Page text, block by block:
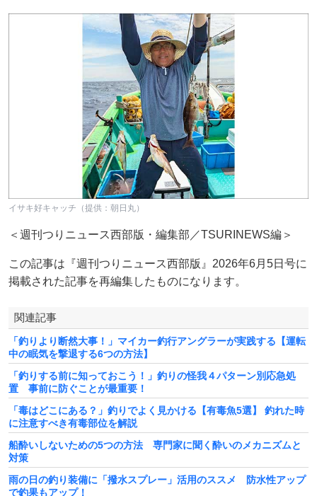
イサキ好キャッチ（提供：朝日丸）
＜週刊つりニュース西部版・編集部／TSURINEWS編＞
この記事は『週刊つりニュース西部版』2026年6月5日号に
掲載された記事を再編集したものになります。
関連記事
「釣りより断然大事！」マイカー釣行アングラーが実践する【運転
中の眠気を撃退する6つの方法】
「釣りする前に知っておこう！」釣りの怪我４パターン別応急処
置 事前に防ぐことが最重要！
「毒はどこにある？」釣りでよく見かける【有毒魚5選】 釣れた時
に注意すべき有毒部位を解説
船酔いしないための5つの方法 専門家に聞く酔いのメカニズムと
対策
雨の日の釣り装備に「撥水スプレー」活用のススメ 防水性アップ
で釣果もアップ！